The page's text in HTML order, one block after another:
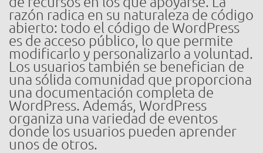
razón radica en su naturaleza de código
abierto: todo el código de WordPress
es de acceso público, lo que permite
modificarlo y personalizarlo a voluntad.
Los usuarios también se benefician de
una sólida comunidad que proporciona
una documentación completa de
WordPress. Además, WordPress
organiza una variedad de eventos
donde los usuarios pueden aprender
unos de otros.